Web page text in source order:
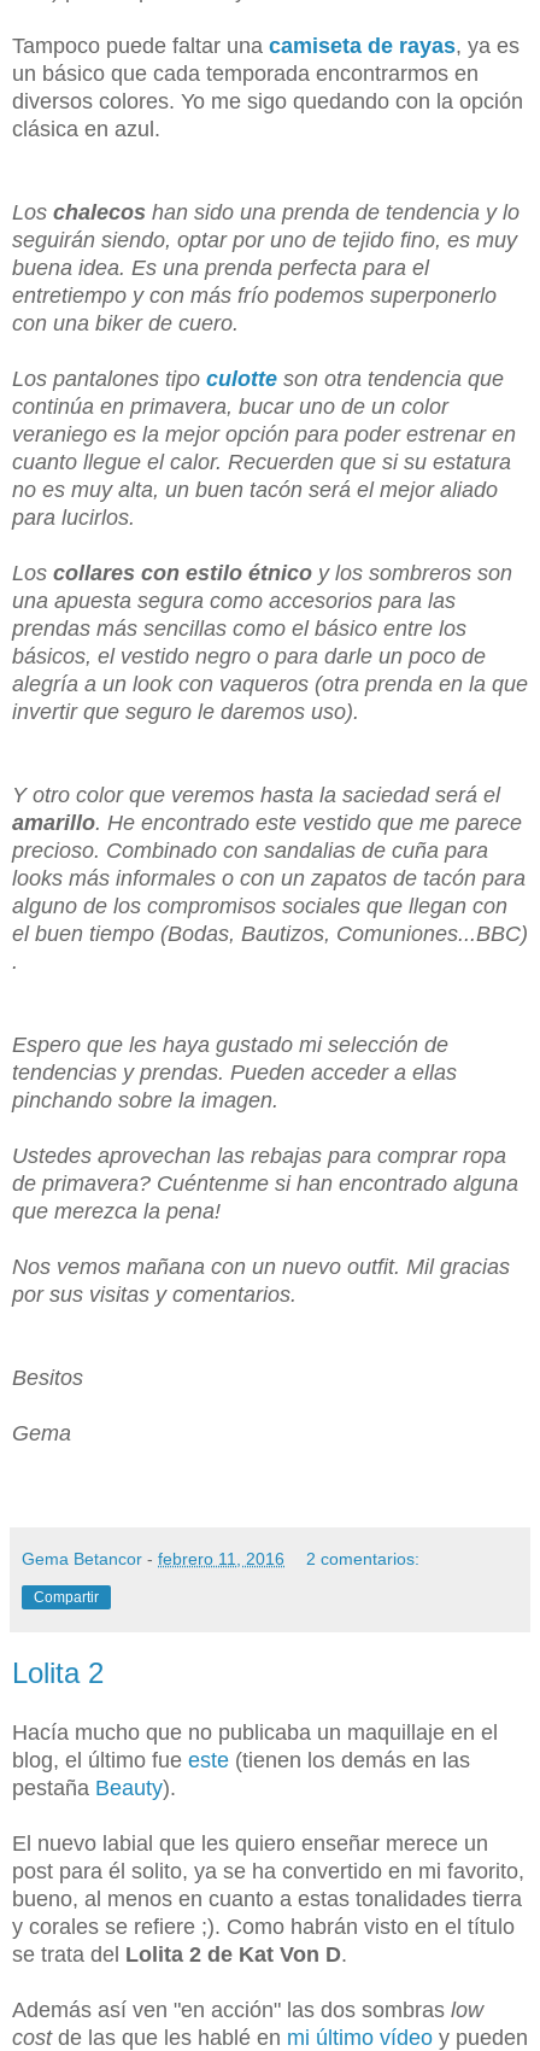
Tampoco puede faltar una camiseta de rayas, ya es
un básico que cada temporada encontrarmos en
diversos colores. Yo me sigo quedando con la opción
clásica en azul.
Los chalecos han sido una prenda de tendencia y lo
seguirán siendo, optar por uno de tejido fino, es muy
buena idea. Es una prenda perfecta para el
entretiempo y con más frío podemos superponerlo
con una biker de cuero.
Los pantalones tipo culotte son otra tendencia que
continúa en primavera, bucar uno de un color
veraniego es la mejor opción para poder estrenar en
cuanto llegue el calor. Recuerden que si su estatura
no es muy alta, un buen tacón será el mejor aliado
para lucirlos.
Los collares con estilo étnico y los sombreros son
una apuesta segura como accesorios para las
prendas más sencillas como el básico entre los
básicos, el vestido negro o para darle un poco de
alegría a un look con vaqueros (otra prenda en la que
invertir que seguro le daremos uso).
Y otro color que veremos hasta la saciedad será el
amarillo. He encontrado este vestido que me parece
precioso. Combinado con sandalias de cuña para
looks más informales o con un zapatos de tacón para
alguno de los compromisos sociales que llegan con
el buen tiempo (Bodas, Bautizos, Comuniones...BBC)
.
Espero que les haya gustado mi selección de
tendencias y prendas. Pueden acceder a ellas
pinchando sobre la imagen.
Ustedes aprovechan las rebajas para comprar ropa
de primavera? Cuéntenme si han encontrado alguna
que merezca la pena!
Nos vemos mañana con un nuevo outfit. Mil gracias
por sus visitas y comentarios.
Besitos
Gema
Gema Betancor - febrero 11, 2016 2 comentarios:
Compartir
Lolita 2
Hacía mucho que no publicaba un maquillaje en el
blog, el último fue este (tienen los demás en las
pestaña Beauty).
El nuevo labial que les quiero enseñar merece un
post para él solito, ya se ha convertido en mi favorito,
bueno, al menos en cuanto a estas tonalidades tierra
y corales se refiere ;). Como habrán visto en el título
se trata del Lolita 2 de Kat Von D.
Además así ven "en acción" las dos sombras low
costde las que les hablé en mi último vídeo y pueden